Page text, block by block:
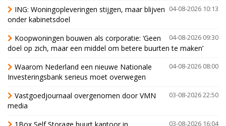
04-08-2026 10:13
ING: Woningopleveringen stijgen, maar blijven
onder kabinetsdoel
04-08-2026 09:30
Koopwoningen bouwen als corporatie: ‘Geen
doel op zich, maar een middel om betere buurten te maken’
04-08-2026 08:00
Waarom Nederland een nieuwe Nationale
Investeringsbank serieus moet overwegen
03-08-2026 22:50
Vastgoedjournaal overgenomen door VMN
media
03-08-2026 16:04